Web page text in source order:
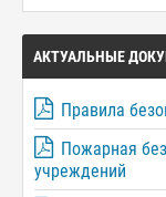
АКТУАЛЬНЫЕ
Правила
Пожарная
учреждений